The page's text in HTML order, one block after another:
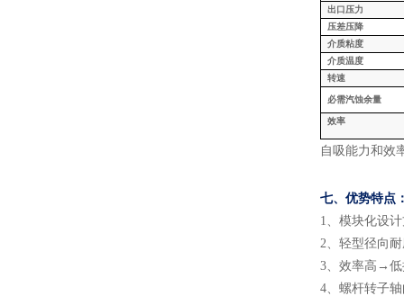
出口压力
压差压降
介质粘度
介质温度
转速
必需汽蚀余量
效率
自吸能力和效
七、 优势特点
1、 模块化设
2、 轻型径向
3、 效率高 →低
4、 螺杆转子